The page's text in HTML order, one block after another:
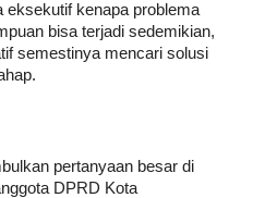
eksekutif kenapa problema
bisa terjadi sedemikian,
semestinya mencari solusi
pertanyaan besar di
DPRD Kota